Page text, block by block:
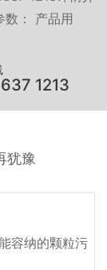
数： 产品用
1213
犹豫
容纳的颗粒污